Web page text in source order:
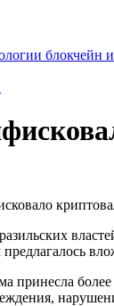
блокчейн
принесла